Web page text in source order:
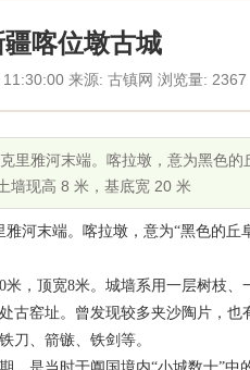
疆喀位墩古城
来源: 古镇网 浏览量: 2367
里雅河末端。喀拉墩，意为黑色的
墙现高 8 米，基底宽 20 米
雅河末端。喀拉墩，意为“黑色的丘
米，顶宽8米。城墙系用一层树枝、
古窑址。曾发现较多夹沙陶片，
刀、箭镞、铁剑等。